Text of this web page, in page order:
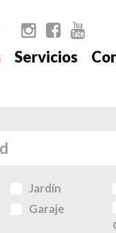
Servicios
Jardín
Garaje